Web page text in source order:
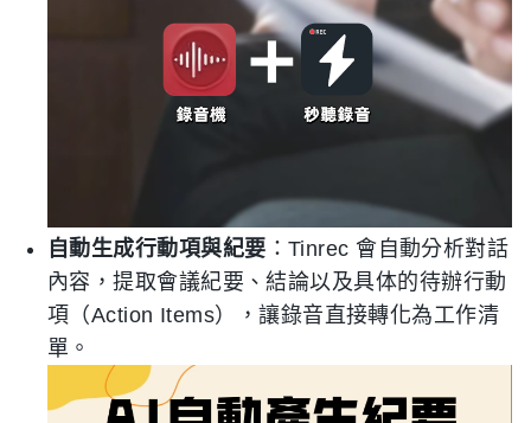
自動生成行動項與紀要 ：Tinrec 會自動分析對話
內容，提取會議紀要、結論以及具体的待辦行動
項（Action Items），讓錄音直接轉化為工作清
單。